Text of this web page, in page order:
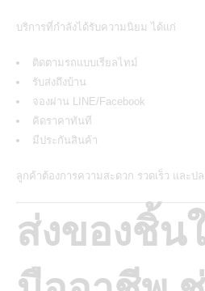
บริการที่กำลังได้รับความนิยม ได้แก่
ติดตามรถแบบเรียลไทม์
รับส่งถึงบ้าน
จองผ่าน LINE/ Facebook
คิดราคาทันที
มีประกันสินค้า
ลูกค้าต้องการความสะดวก รวดเร็ว และป
ส่งของชิ้น